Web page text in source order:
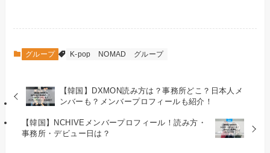
グループ K-pop NOMAD グループ
【韓国】DXMON読み方は？事務所どこ？日本人メ
ンバーも？メンバープロフィールも紹介！
【韓国】NCHIVEメンバープロフィール！読み方・
事務所・デビュー日は？